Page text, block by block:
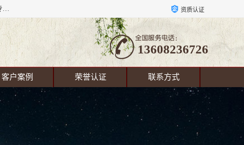
成都源蓉科技公司长期致力于环保技术的研发、设备制造、销售服务。磁分离，超磁分离，矿井水处理，超磁分离水处理设备专业厂家（国家发明专利授权）在水处理领域，公司拥有自己的技术，包括磁分离净化、磁力脱水、精密过滤等，且已获得多项国家发明专利磁分离设备，一级强化设备，磁分离机，磁分离水处理技术服务，超磁分离水处理技术服务。 资质认证
13608236726
客户案例 荣誉认证 联系方式